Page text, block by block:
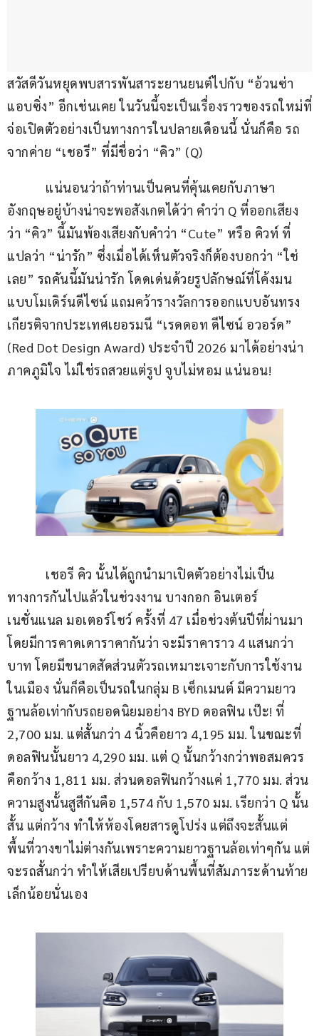
สวัสดีวันหยุดพบสารพันสาระยานยนต์ไปกับ “อ้วนซ่า
แอบซิ่ง” อีกเช่นเคย ในวันนี้จะเป็นเรื่องราวของรถใหม่ที่
จ่อเปิดตัวอย่างเป็นทางการในปลายเดือนนี้ นั่นก็คือ รถ
จากค่าย “เชอรี” ที่มีชื่อว่า “คิว” (Q)
แน่นอนว่าถ้าท่านเป็นคนที่คุ้นเคยกับภาษา
อังกฤษอยู่บ้างน่าจะพอสังเกตได้ว่า คำว่า Q ที่ออกเสียง
ว่า “คิว” นี้มันพ้องเสียงกับคำว่า “Cute” หรือ คิวท์ ที่
แปลว่า “น่ารัก” ซึ่งเมื่อได้เห็นตัวจริงก็ต้องบอกว่า “ใช่
เลย” รถคันนี้มันน่ารัก โดดเด่นด้วยรูปลักษณ์ที่โค้งมน
แบบโมเดิร์นดีไซน์ แถมคว้ารางวัลการออกแบบอันทรง
เกียรติจากประเทศเยอรมนี “เรดดอท ดีไซน์ อวอร์ด”
(Red Dot Design Award) ประจำปี 2026 มาได้อย่างน่า
ภาคภูมิใจ ไม่ใช่รถสวยแต่รูป จูบไม่หอม แน่นอน!
เชอรี คิว นั้นได้ถูกนำมาเปิดตัวอย่างไม่เป็น
ทางการกันไปแล้วในช่วงงาน บางกอก อินเตอร์
เนชั่นแนล มอเตอร์โชว์ ครั้งที่ 47 เมื่อช่วงต้นปีที่ผ่านมา
โดยมีการคาดเดาราคากันว่า จะมีราคาราว 4 แสนกว่า
บาท โดยมีขนาดสัดส่วนตัวรถเหมาะเจาะกับการใช้งาน
ในเมือง นั่นก็คือเป็นรถในกลุ่ม B เซ็กเมนต์ มีความยาว
ฐานล้อเท่ากับรถยอดนิยมอย่าง BYD ดอลฟิน เป๊ะ! ที่
2,700 มม. แต่สั้นกว่า 4 นิ้วคือยาว 4,195 มม. ในขณะที่
ดอลฟินนั้นยาว 4,290 มม. แต่ Q นั้นกว้างกว่าพอสมควร
คือกว้าง 1,811 มม. ส่วนดอลฟินกว้างแค่ 1,770 มม. ส่วน
ความสูงนั้นสูสีกันคือ 1,574 กับ 1,570 มม. เรียกว่า Q นั้น
สั้น แต่กว้าง ทำให้ห้องโดยสารดูโปร่ง แต่ถึงจะสั้นแต่
พื้นที่วางขาไม่ต่างกันเพราะความยาวฐานล้อเท่าๆกัน แต่
จะรถสั้นกว่า ทำให้เสียเปรียบด้านพื้นที่สัมภาระด้านท้าย
เล็กน้อยนั่นเอง